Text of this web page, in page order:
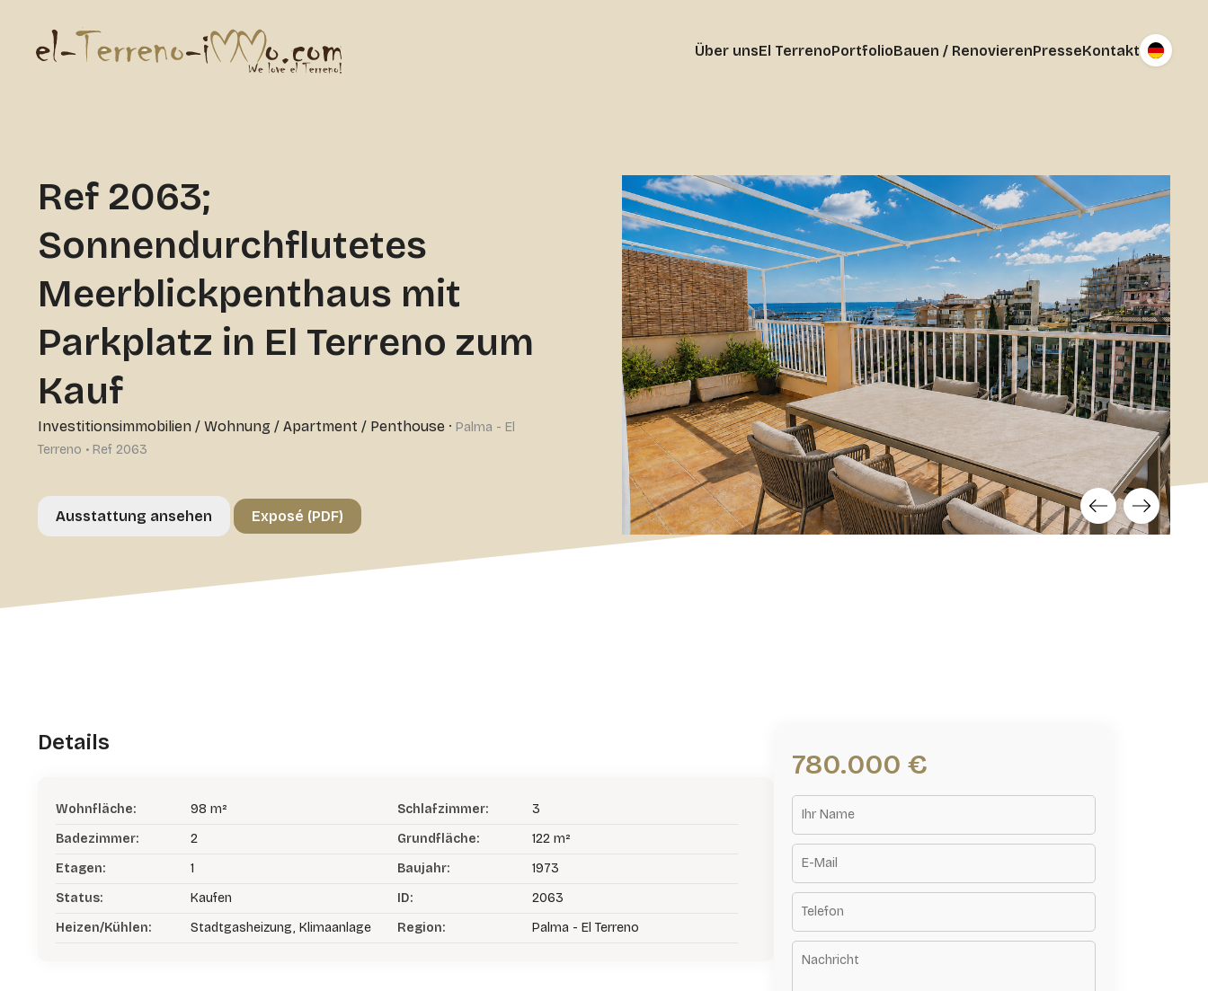
Über unsEl TerrenoPortfolioBauen / RenovierenPresseKontakt
Ref 2063;
Sonnendurchflutetes
Meerblickpenthaus mit
Parkplatz in El Terreno zum
Kauf
Investitionsimmobilien / Wohnung / Apartment / Penthouse · Palma - El
Terreno • Ref 2063
Ausstattung ansehen Exposé (PDF)
Details
Wohnfläche: 98 m² Schlafzimmer:
3
Badezimmer:
2 Grundfläche:
122 m²
Etagen:
1 Baujahr:
1973
Status:
Kaufen ID:
2063
Heizen/Kühlen:
Stadtgasheizung, Klimaanlage Region: Palma - El Terreno
780.000 €